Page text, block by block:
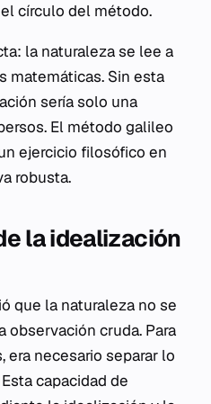
círculo del método.
la naturaleza se lee a
matemáticas. Sin esta
sería solo una
El método galileo
ejercicio filosófico en
robusta.
la idealización
que la naturaleza no se
observación cruda. Para
necesario separar lo
capacidad de